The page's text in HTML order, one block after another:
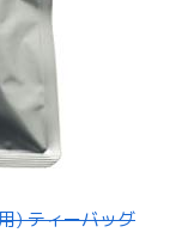
) ティーバッグ